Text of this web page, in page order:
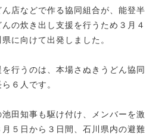
店などで作る協同組合が、能登半
の炊き出し支援を行うため３月４
に向けて出発しました。
行うのは、本場さぬきうどん協同
６人です。
田知事も駆け付け、メンバーを激
５日から３日間、石川県内の避難